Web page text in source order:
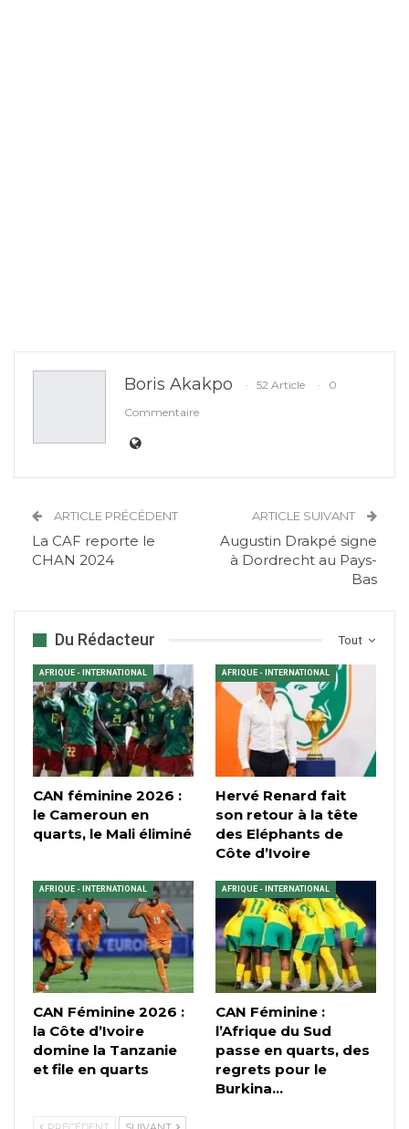
Boris Akakpo 52 Article
0
Commentaire
ARTICLE PRÉCÉDENT
La CAF reporte le
CHAN 2024
ARTICLE SUIVANT
Augustin Drakpé signe
à Dordrecht au Pays-
Bas
Tout
Du Rédacteur
AFRIQUE - INTERNATIONAL
CAN féminine 2026 :
le Cameroun en
quarts, le Mali éliminé
AFRIQUE - INTERNATIONAL
Hervé Renard fait
son retour à la tête
des Eléphants de
Côte d’Ivoire
AFRIQUE - INTERNATIONAL
CAN Féminine 2026 :
la Côte d’Ivoire
domine la Tanzanie
et file en quarts
AFRIQUE - INTERNATIONAL
CAN Féminine :
l’Afrique du Sud
passe en quarts, des
regrets pour le
Burkina…